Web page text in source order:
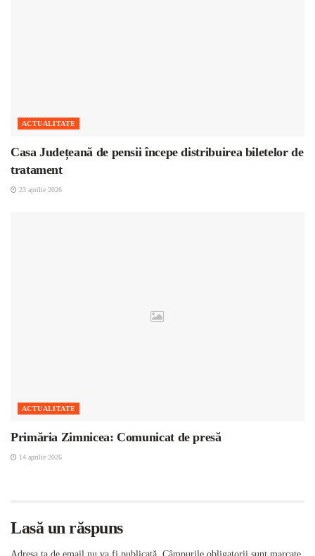
ACTUALITATE
Casa Județeană de pensii începe distribuirea biletelor de
tratament
23 aprilie 2026
ACTUALITATE
Primăria Zimnicea: Comunicat de presă
14 aprilie 2026
Lasă un răspuns